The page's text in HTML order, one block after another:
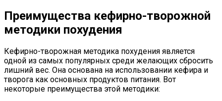
Преимущества кефирно-творожной
методики похудения
Кефирно-творожная методика похудения является
одной из самых популярных среди желающих сбросить
лишний вес. Она основана на использовании кефира и
творога как основных продуктов питания. Вот
некоторые преимущества этой методики: